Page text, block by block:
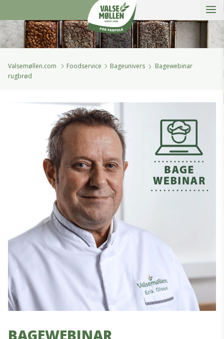
Valsemøllen A/S
Valsemøllen.com Foodservice Bageunivers
Bagewebinar
rugbrød
BAGEWEBINAR